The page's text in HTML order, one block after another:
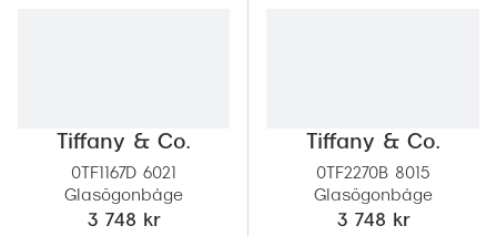
Tiffany & Co.
0TF1167D 6021
Glasögonbåge
3 748 kr
Tiffany & Co.
0TF2270B 8015
Glasögonbåge
3 748 kr